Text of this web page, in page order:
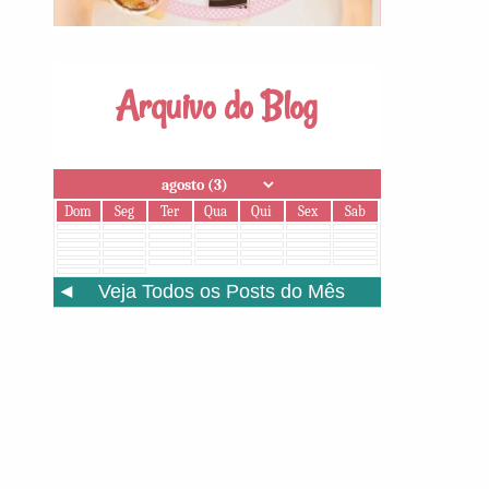
Arquivo do Blog
Dom Seg Ter Qua Qui Sex Sab
◄ Veja Todos os Posts do Mês